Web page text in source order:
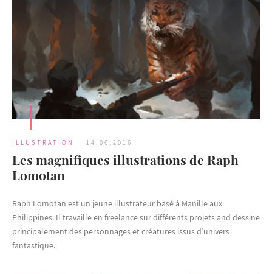
ILLUSTRATION 14.06.2016
Les magnifiques illustrations de Raph
Lomotan
Raph Lomotan est un jeune illustrateur basé à Manille aux
Philippines. Il travaille en freelance sur différents projets and dessine
principalement des personnages et créatures issus d’univers
fantastique.